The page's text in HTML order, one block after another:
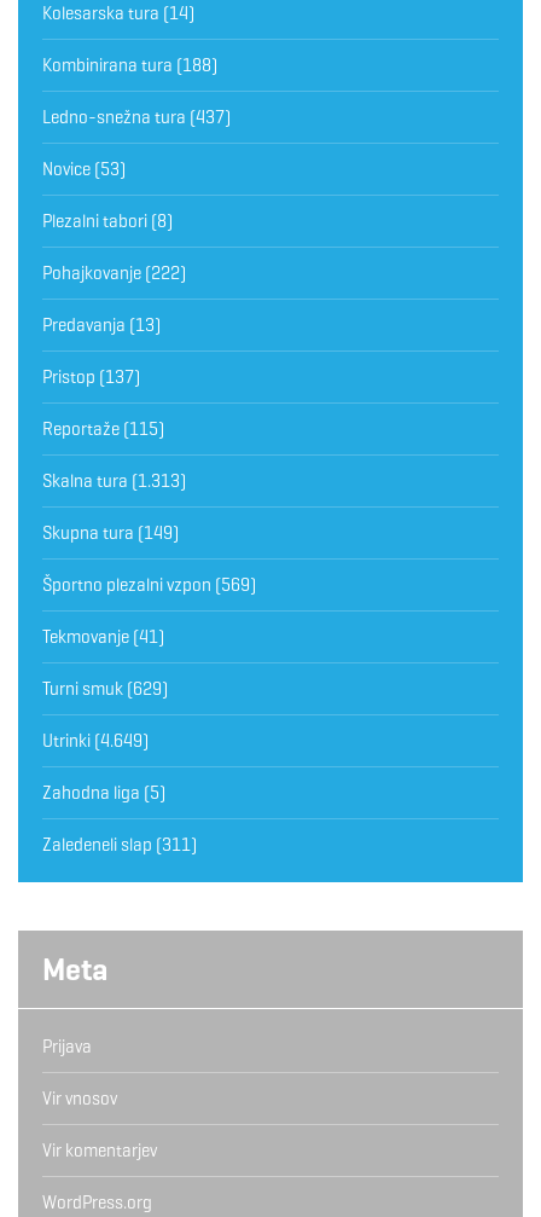
Kolesarska tura (14)
Kombinirana tura (188)
Ledno-snežna tura (437)
Novice (53)
Plezalni tabori (8)
Pohajkovanje (222)
Predavanja (13)
Pristop (137)
Reportaže (115)
Skalna tura (1.313)
Skupna tura (149)
Športno plezalni vzpon (569)
Tekmovanje (41)
Turni smuk (629)
Utrinki (4.649)
Zahodna liga (5)
Zaledeneli slap (311)
Meta
Prijava
Vir vnosov
Vir komentarjev
WordPress.org